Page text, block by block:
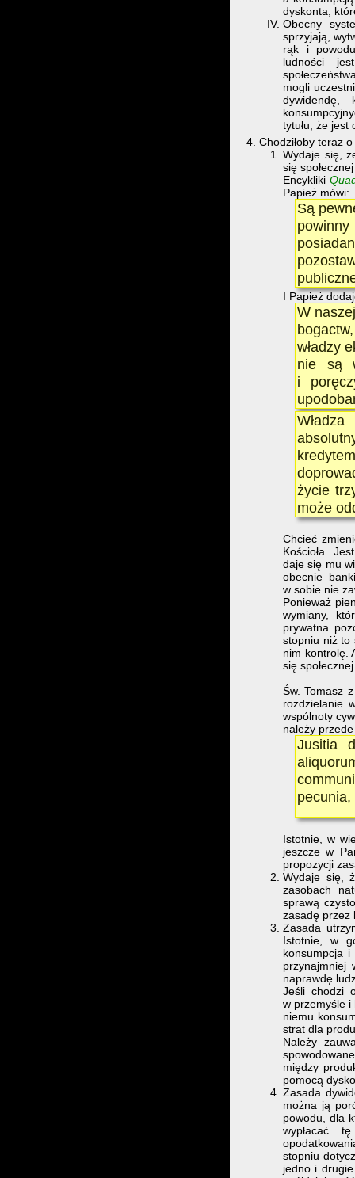
dyskonta,
Obecny
sprzyjają,
rąk i
ludności
mogli
tytułu, że jest
Chodziłoby teraz
Wydaje się,
się
Encykliki
Papież mówi:
Są
I Papież
W
władzy
nie są
i
życie
może
Chcieć
Kościoła.
daje się mu
obecnie
w sobie nie
Ponieważ
wymiany,
prywatna
stopniu niż to
nim kontrolę.
się
Św. Tomasz
rozdzielanie
wspólnoty
należy
Jusitia
Istotnie, w
jeszcze w
propozycji
Wydaje się,
zasobach
sprawą
zasadę przez
Zasada
Istotnie, w
konsumpcja
przynajmniej
naprawdę
Jeśli chodzi
w przemyśle i
niemu
strat dla
Należy
między
pomocą
Zasada
można ją
powodu, dla
wypłacać
stopniu
jedno i